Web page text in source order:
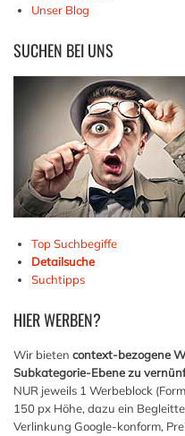
Unser Blog
SUCHEN BEI UNS
Top Suchbegiffe
Detailsuche
Suchtipps
HIERWERBEN?
Wir bieten context-bezogene
Subkategorie-Ebene zu
NUR jeweils 1 Werbeblock
150 px Höhe, dazu ein
Verlinkung Google-konform,